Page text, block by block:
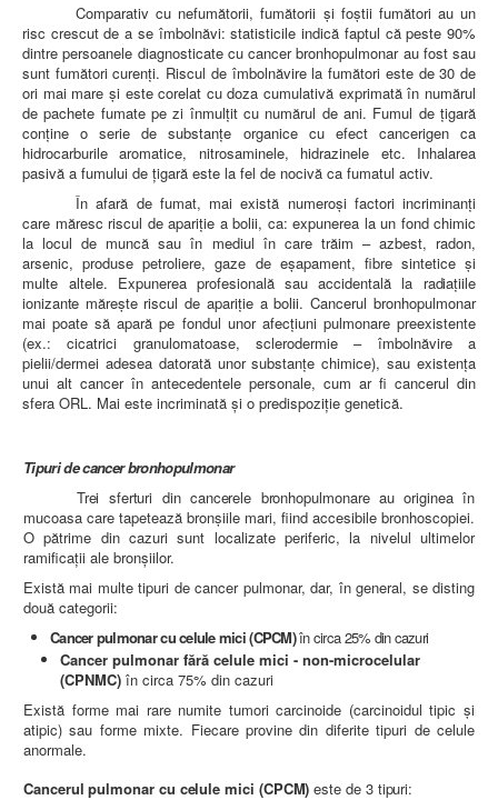
INFORMAŢII
PROGRAM VOLUNTARIAT
JURIDIC
LEGISLAȚIE
ECONOMIC
ACHIZIŢII PUBLICE
BUGET
CONTRACTE C.A.S.
CONTRACTE PROGRAME NAȚIONALE
CHELTUIELI
CONSILIU DE ETICĂ
CONTACT
INFORMAŢII CONTACT
RUTE ACCES
RELAȚIA CU MASS-MEDIA
PURTĂTOR DE CUVÂNT
REGULI ACCES MASS-MEDIA
HARTĂ SITE
PROGRAMARE ONLINE
Comparativ cu nefumătorii, fumătorii şi foştii fumători au un
risc crescut de a se îmbolnăvi: statisticile indică faptul că peste 90%
dintre persoanele diagnosticate cu cancer bronhopulmonar au fost sau
sunt fumători curenţi. Riscul de îmbolnăvire la fumători este de 30 de
ori mai mare şi este corelat cu doza cumulativă exprimată în numărul
de pachete fumate pe zi înmulţit cu numărul de ani. Fumul de ţigară
conţine o serie de substanţe organice cu efect cancerigen ca
hidrocarburile aromatice, nitrosaminele, hidrazinele etc. Inhalarea
pasivă a fumului de ţigară este la fel de nocivă ca fumatul activ.
În afară de fumat, mai există numeroşi factori incriminanţi
care măresc riscul de apariţie a bolii, ca: expunerea la un fond chimic
la locul de muncă sau în mediul în care trăim – azbest, radon,
arsenic, produse petroliere, gaze de eşapament, fibre sintetice şi
multe altele. Expunerea profesională sau accidentală la radiaţiile
ionizante măreşte riscul de apariţie a bolii. Cancerul bronhopulmonar
mai poate să apară pe fondul unor afecţiuni pulmonare preexistente
(ex.: cicatrici granulomatoase, sclerodermie – îmbolnăvire a
pielii/dermei adesea datorată unor substanţe chimice), sau existenţa
unui alt cancer în antecedentele personale, cum ar fi cancerul din
sfera ORL. Mai este incriminată şi o predispoziţie genetică.
Tipuri de cancer bronhopulmonar
Trei sferturi din cancerele bronhopulmonare au origineaîn
mucoasa care tapetează bronşiile mari, fiind accesibile bronhoscopiei.
O pătrime din cazuri sunt localizate periferic, la nivelul ultimelor
ramificaţii ale bronşiilor.
Există mai multe tipuri de cancer pulmonar, dar, în general, se disting
două categorii:
Cancer pulmonar cu celule mici (CPCM)în circa 25% din cazuri
Cancer pulmonar fără celule mici - non-microcelular
(CPNMC) în circa 75% din cazuri
Există forme mai rare numite tumori carcinoide (carcinoidul tipic şi
atipic) sau forme mixte. Fiecare provine din diferite tipuri de celule
anormale.
Cancerul pulmonar cu celule mici (CPCM)este de 3 tipuri: